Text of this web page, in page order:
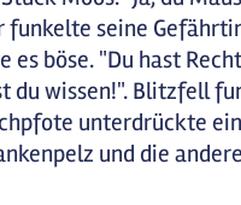
funkelte seine
böse. "Du hast
du wissen!". Blitzfell
unterdrückte
und die